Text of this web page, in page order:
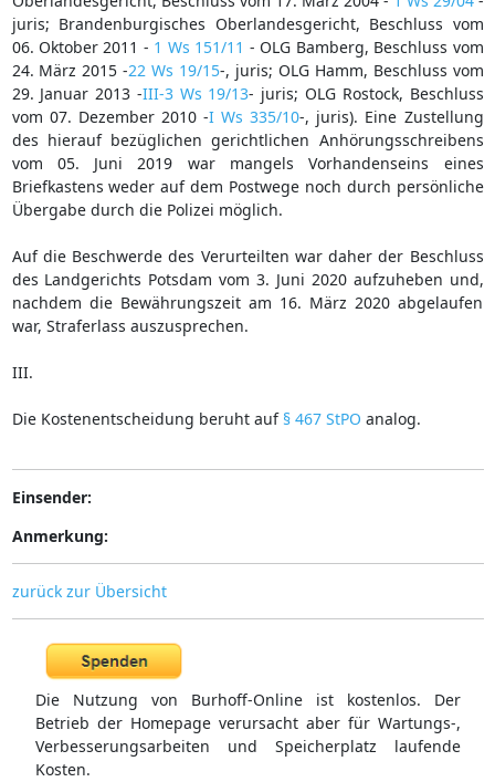
juris; Brandenburgisches Oberlandesgericht, Beschluss vom
06. Oktober 2011 - 1 Ws 151/11 - OLG Bamberg, Beschluss vom
24. März 2015 -22 Ws 19/15-, juris; OLG Hamm, Beschluss vom
29. Januar 2013 -III-3 Ws 19/13- juris; OLG Rostock, Beschluss
vom 07. Dezember 2010 -I Ws 335/10-, juris). Eine Zustellung
des hierauf bezüglichen gerichtlichen Anhörungsschreibens
vom 05. Juni 2019 war mangels Vorhandenseins eines
Briefkastens weder auf dem Postwege noch durch persönliche
Übergabe durch die Polizei möglich.
Auf die Beschwerde des Verurteilten war daher der Beschluss
des Landgerichts Potsdam vom 3. Juni 2020 aufzuheben und,
nachdem die Bewährungszeit am 16. März 2020 abgelaufen
war, Straferlass auszusprechen.
III.
Die Kostenentscheidung beruht auf § 467 StPO analog.
Einsender:
Anmerkung:
zurück zur Übersicht
Die Nutzung von Burhoff-Online ist kostenlos. Der
Betrieb der Homepage verursacht aber für Wartungs-,
Verbesserungsarbeiten und Speicherplatz laufende
Kosten.